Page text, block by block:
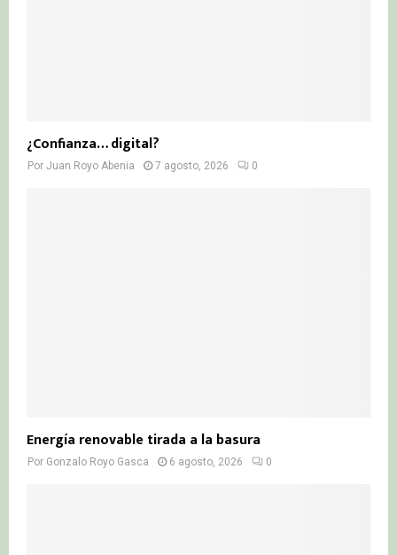
¿Confianza… digital?
Por Juan Royo Abenia 7 agosto, 2026 0
Energía renovable tirada a la basura
Por Gonzalo Royo Gasca 6 agosto, 2026 0